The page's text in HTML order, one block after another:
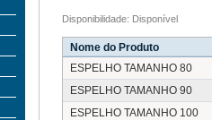
Disponibilidade: Disponível
Nome do Produto
ESPELHO TAMANHO 80
ESPELHO TAMANHO 90
ESPELHO TAMANHO 100